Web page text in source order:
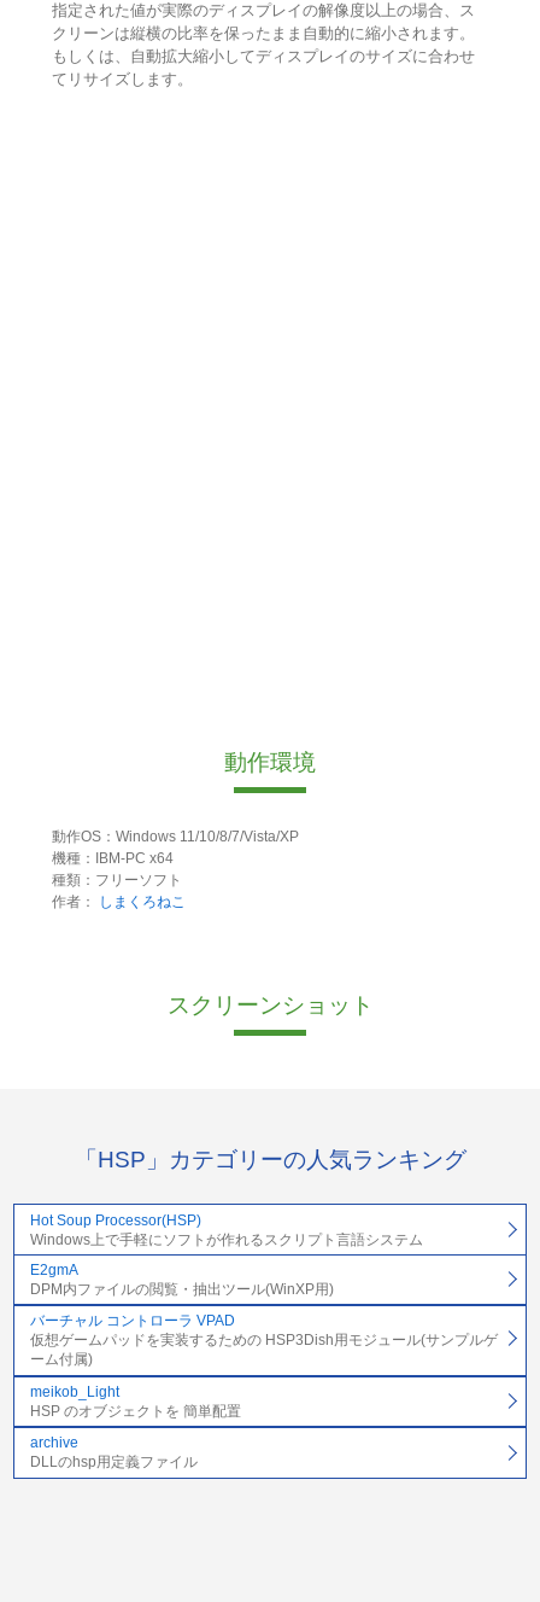
指定された値が実際のディスプレイの解像度以上の場合、ス
クリーンは縦横の比率を保ったまま自動的に縮小されます。
もしくは、自動拡大縮小してディスプレイのサイズに合わせ
てリサイズします。
動作環境
動作OS：Windows 11/10/8/7/Vista/XP
機種：IBM-PC x64
種類：フリーソフト
作者：
しまくろねこ
スクリーンショット
「HSP」カテゴリーの人気ランキング
Hot Soup Processor(HSP)
Windows上で手軽にソフトが作れるスクリプト言語システム
E2gmA
DPM内ファイルの閲覧・抽出ツール(WinXP用)
バーチャル コントローラ VPAD
仮想ゲームパッドを実装するための HSP3Dish用モジュール(サンプルゲ
ーム付属)
meikob_Light
HSP のオブジェクトを 簡単配置
archive
DLLのhsp用定義ファイル